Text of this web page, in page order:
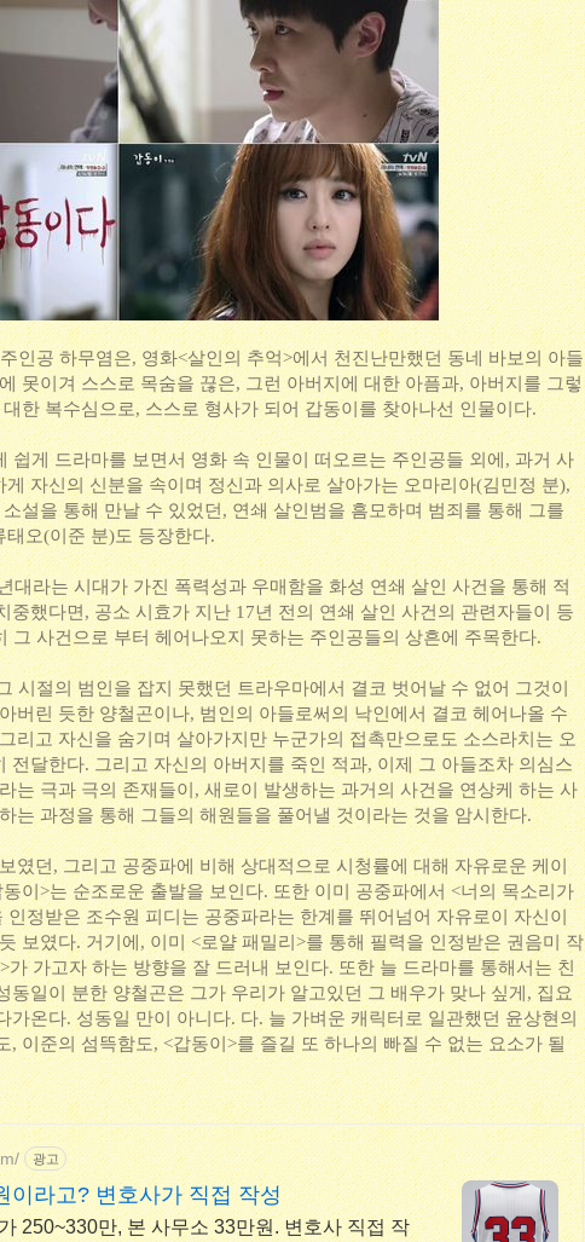
인공 하무염은, 영화<살인의 추억>에서 천진난만했던 동네 바보의 아들
못이겨 스스로 목숨을 끊은, 그런 아버지에 대한 아픔과, 아버지를 그렇
한 복수심으로, 스스로 형사가 되어 갑동이를 찾아나선 인물이다.
쉽게 드라마를 보면서 영화 속 인물이 떠오르는 주인공들 외에, 과거 사
자신의 신분을 속이며 정신과 의사로 살아가는 오마리아(김민정 분),
설을 통해 만날 수 있었던, 연쇄 살인범을 흠모하며 범죄를 통해 그를
태오(이준 분)도 등장한다.
대라는 시대가 가진 폭력성과 우매함을 화성 연쇄 살인 사건을 통해 적
중했다면, 공소 시효가 지난 17년 전의 연쇄 살인 사건의 관련자들이 등
그 사건으로 부터 헤어나오지 못하는 주인공들의 상흔에 주목한다.
시절의 범인을 잡지 못했던 트라우마에서 결코 벗어날 수 없어 그것이
버린 듯한 양철곤이나, 범인의 아들로써의 낙인에서 결코 헤어나올 수
리고 자신을 숨기며 살아가지만 누군가의 접촉만으로도 소스라치는 오
전달한다. 그리고 자신의 아버지를 죽인 적과, 이제 그 아들조차 의심스
는 극과 극의 존재들이, 새로이 발생하는 과거의 사건을 연상케 하는 사
는 과정을 통해 그들의 해원들을 풀어낼 것이라는 것을 암시한다.
였던, 그리고 공중파에 비해 상대적으로 시청률에 대해 자유로운 케이
이>는 순조로운 출발을 보인다. 또한 이미 공중파에서 <너의 목소리가
인정받은 조수원 피디는 공중파라는 한계를 뛰어넘어 자유로이 자신이
보였다. 거기에, 이미 <로얄 패밀리>를 통해 필력을 인정받은 권음미 작
가 가고자 하는 방향을 잘 드러내 보인다. 또한 늘 드라마를 통해서는 친
동일이 분한 양철곤은 그가 우리가 알고있던 그 배우가 맞나 싶게, 집요
가온다. 성동일 만이 아니다. 다. 늘 가벼운 캐릭터로 일관했던 윤상현의
, 이준의 섬뜩함도, <갑동이>를 즐길 또 하나의 빠질 수 없는 요소가 될
광고
이라고? 변호사가 직접 작성
250~330만, 본 사무소 33만원. 변호사 직접 작